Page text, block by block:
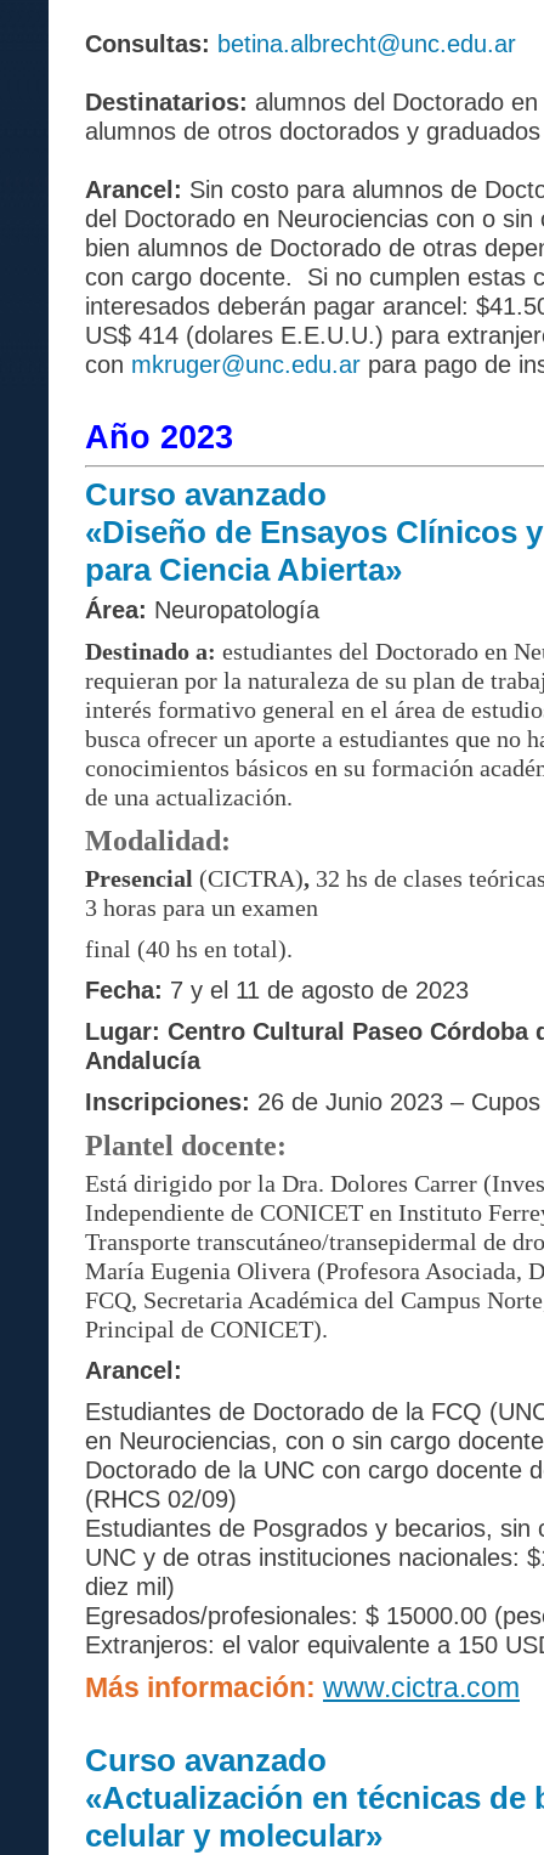
Consultas: betina.albrecht@unc.edu.ar
Destinatarios: alumnos del Doctorado
alumnos de otros doctorados y
Arancel: Sin costo para alumnos de
del Doctorado en Neurociencias con o sin
bien alumnos de Doctorado de otras
con cargo docente. Si no cumplen estas
interesados deberán pagar arancel:
US$ 414 (dolares E.E.U.U.) para
con mkruger@unc.edu.ar para pago de
Año 2023
Curso avanzado
«Diseño de Ensayos Clínicos
para Ciencia Abierta»
Área: Neuropatología
Destinado a: estudiantes del Doctorado en
requieran por la naturaleza de su plan de
interés formativo general en el área de
busca ofrecer un aporte a estudiantes que no
conocimientos básicos en su formación
de una actualización.
Modalidad:
Presencial (CICTRA), 32 hs de clases
3 horas para un examen
final (40 hs en total).
Fecha: 7 y el 11 de agosto de 2023
Lugar: Centro Cultural Paseo Córdoba
Andalucía
Inscripciones: 26 de Junio 2023 –
Plantel docente:
Está dirigido por la Dra. Dolores Carrer
Independiente de CONICET en Instituto
Transporte transcutáneo/transepidermal de
María Eugenia Olivera (Profesora Asociada,
FCQ, Secretaria Académica del Campus
Principal de CONICET).
Arancel:
Estudiantes de Doctorado de la FCQ
en Neurociencias, con o sin cargo
Doctorado de la UNC con cargo docente
(RHCS 02/09)
Estudiantes de Posgrados y becarios, sin
UNC y de otras instituciones nacionales:
diez mil)
Egresados/profesionales: $ 15000.00
Extranjeros: el valor equivalente a 150
Más información: www.cictra.com
Curso avanzado
«Actualización en técnicas de
celular y molecular»